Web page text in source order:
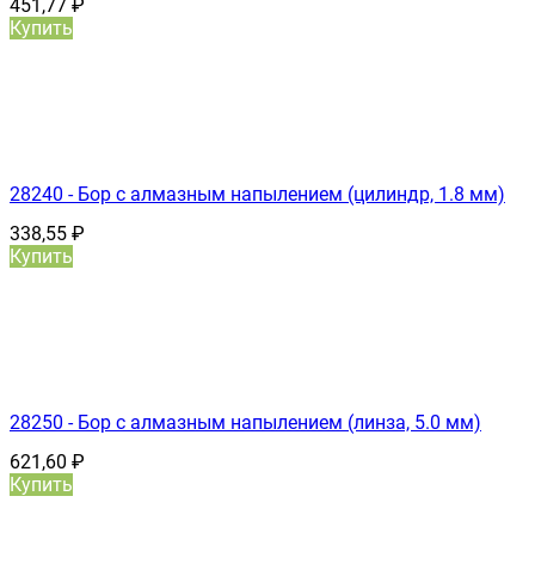
451,77 ₽
Купить
28240 - Бор с алмазным напылением (цилиндр, 1.8 мм)
338,55 ₽
Купить
28250 - Бор с алмазным напылением (линза, 5.0 мм)
621,60 ₽
Купить